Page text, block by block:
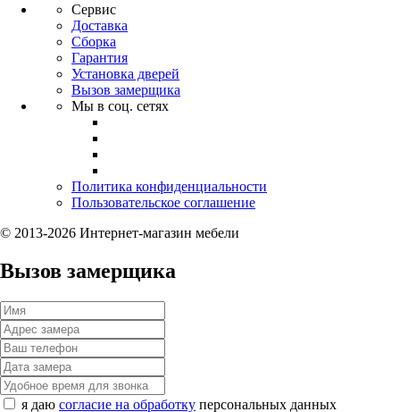
Сервис
Доставка
Сборка
Гарантия
Установка дверей
Вызов замерщика
Мы в соц. сетях
Политика конфиденциальности
Пользовательское соглашение
© 2013-2026 Интернет-магазин мебели
Вызов замерщика
я даю согласие на обработку персональных данных